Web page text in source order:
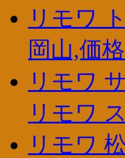
リモワ
岡山,価
リモワ
リモワ
リモワ